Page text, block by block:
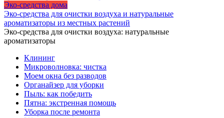
Эко-средства дома
Эко-средства для очистки воздуха и натуральные
ароматизаторы из местных растений
Эко-средства для очистки воздуха: натуральные
ароматизаторы
Клининг
Микроволновка: чистка
Моем окна без разводов
Органайзер для уборки
Пыль: как победить
Пятна: экстренная помощь
Уборка после ремонта